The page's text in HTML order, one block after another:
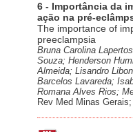
6 - Importância da
ação na pré-
The importance of
preeclampsia
Bruna Carolina
Souza; Henderson
Almeida; Lisandro
Barcelos Lavareda;
Romana Alves Rios;
Rev Med Minas